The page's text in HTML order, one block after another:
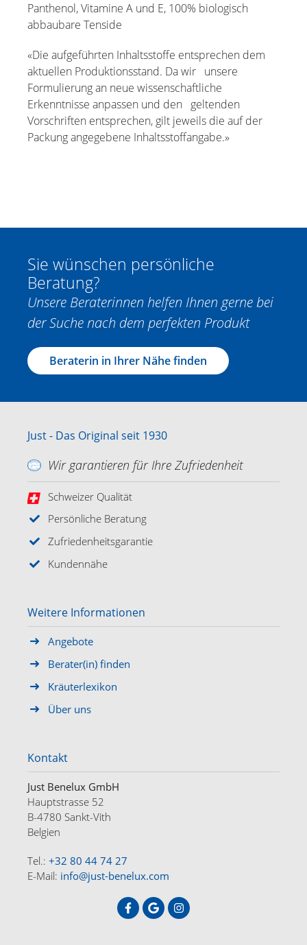
ANGEBOTE ÜBER UNS
Panthenol, Vitamine A und E, 100% biologisch
abbaubare Tenside
«Die aufgeführten Inhaltsstoffe entsprechen dem
aktuellen Produktionsstand. Da wir unsere
Formulierung an neue wissenschaftliche
Erkenntnisse anpassen und den geltenden
Vorschriften entsprechen, gilt jeweils die auf der
Packung angegebene Inhaltsstoffangabe.»
Sie wünschen persönliche
Beratung?
Unsere Beraterinnen helfen Ihnen gerne bei
der Suche nach dem perfekten Produkt
Beraterin in Ihrer Nähe finden
Just - Das Original seit 1930
Wir garantieren für Ihre Zufriedenheit
Schweizer Qualität
Persönliche Beratung
Zufriedenheitsgarantie
Kundennähe
Weitere Informationen
Angebote
Berater(in) finden
Kräuterlexikon
Über uns
Kontakt
Just Benelux GmbH
Hauptstrasse 52
B-4780 Sankt-Vith
Belgien
Tel.: +32 80 44 74 27
E-Mail: info@just-benelux.com